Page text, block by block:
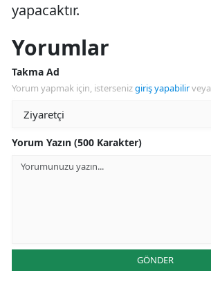
yapacaktır.
Yorumlar
Takma Ad
Yorum yapmak için, istersenizgiriş yapabilirveya
Yorum Yazın (500 Karakter)
GÖNDER